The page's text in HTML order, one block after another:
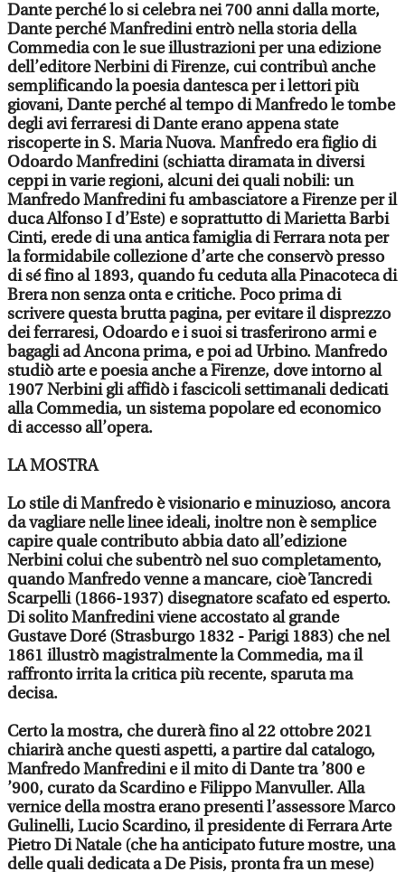
Dante perché lo si celebra nei 700 anni dalla morte,
Dante perché Manfredini entrò nella storia della
Commedia con le sue illustrazioni per una edizione
dell’editore Nerbini di Firenze, cui contribuì anche
semplificando la poesia dantesca per i lettori più
giovani, Dante perché al tempo di Manfredo le tombe
degli avi ferraresi di Dante erano appena state
riscoperte in S. Maria Nuova. Manfredo era figlio di
Odoardo Manfredini (schiatta diramata in diversi
ceppi in varie regioni, alcuni dei quali nobili: un
Manfredo Manfredini fu ambasciatore a Firenze per il
duca Alfonso I d’Este) e soprattutto di Marietta Barbi
Cinti, erede di una antica famiglia di Ferrara nota per
la formidabile collezione d’arte che conservò presso
di sé fino al 1893, quando fu ceduta alla Pinacoteca di
Brera non senza onta e critiche. Poco prima di
scrivere questa brutta pagina, per evitare il disprezzo
dei ferraresi, Odoardo e i suoi si trasferirono armi e
bagagli ad Ancona prima, e poi ad Urbino. Manfredo
studiò arte e poesia anche a Firenze, dove intorno al
1907 Nerbini gli affidò i fascicoli settimanali dedicati
alla Commedia, un sistema popolare ed economico
di accesso all’opera.
LA MOSTRA
Lo stile di Manfredo è visionario e minuzioso, ancora
da vagliare nelle linee ideali, inoltre non è semplice
capire quale contributo abbia dato all’edizione
Nerbini colui che subentrò nel suo completamento,
quando Manfredo venne a mancare, cioè Tancredi
Scarpelli (1866-1937) disegnatore scafato ed esperto.
Di solito Manfredini viene accostato al grande
Gustave Doré (Strasburgo 1832 - Parigi 1883) che nel
1861 illustrò magistralmente la Commedia, ma il
raffronto irrita la critica più recente, sparuta ma
decisa.
Certo la mostra, che durerà fino al 22 ottobre 2021
chiarirà anche questi aspetti, a partire dal catalogo,
Manfredo Manfredini e il mito di Dante tra ’800 e
’900, curato da Scardino e Filippo Manvuller. Alla
vernice della mostra erano presenti l’assessore Marco
Gulinelli, Lucio Scardino, il presidente di Ferrara Arte
Pietro Di Natale (che ha anticipato future mostre, una
delle quali dedicata a De Pisis, pronta fra un mese)